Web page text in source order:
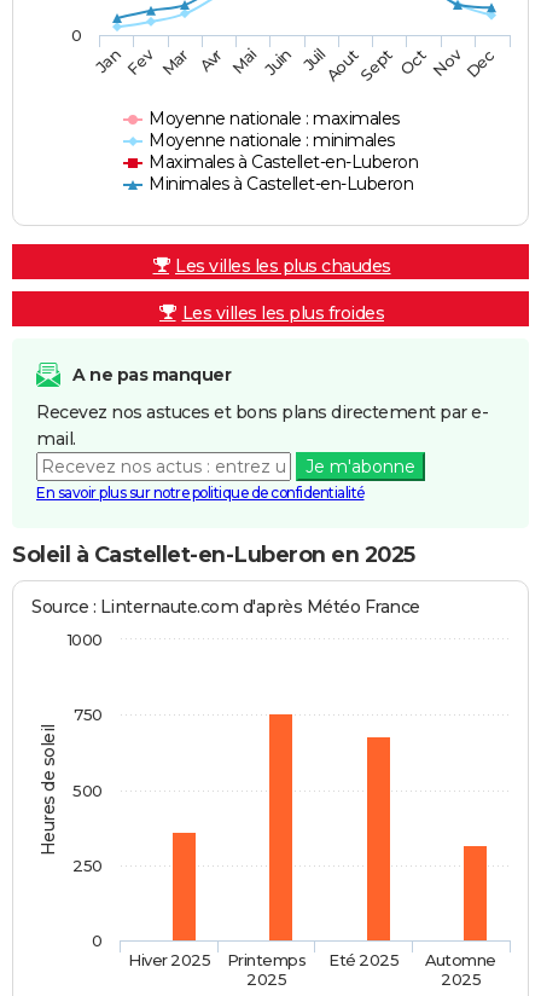
Moyenne nationale : maximales
Moyenne nationale : minimales
Maximales à Castellet-en-Luberon
Minimales à Castellet-en-Luberon
JanFev Mar Avr Mai Juin JuilAoutSept OctNovDec
0
Les villes les plus chaudes
Les villes les plus froides
A ne pas manquer
Recevez nos astuces et bons plans directement par e-
mail.
Je m'abonne
En savoir plus sur notre politique de confidentialité
Soleil à Castellet-en-Luberon en 2025
Heures de soleil
Source : Linternaute.com d'après Météo France
Hiver 2025
Printemps
2025
Eté 2025
Automne
2025
0
250
500
750
1000